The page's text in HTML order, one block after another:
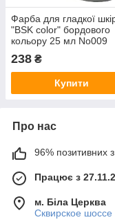
Фарба для гладкої
"BSK color" бордового
кольору 25 мл No009
238 ₴
Купити
Про нас
96% позитивних з
Працює з
м. Біла Церква
Сквирское шоссе